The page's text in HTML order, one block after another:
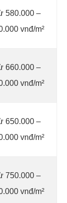
580.000 –
vnđ/m²
660.000 –
vnđ/m²
650.000 –
vnđ/m²
750.000 –
vnđ/m²